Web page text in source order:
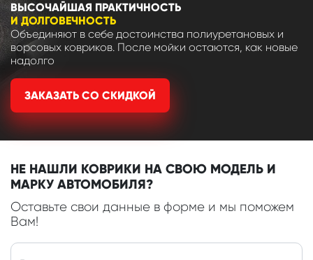
ВЫСОЧАЙШАЯ ПРАКТИЧНОСТЬ
И ДОЛГОВЕЧНОСТЬ
Объединяют в себе достоинства полиуретановых и
ворсовых ковриков. После мойки остаются, как новые
надолго
ЗАКАЗАТЬ СО СКИДКОЙ
НЕ НАШЛИ КОВРИКИ НА СВОЮ МОДЕЛЬ И
МАРКУ АВТОМОБИЛЯ?
Оставьте свои данные в форме и мы поможем
Вам!